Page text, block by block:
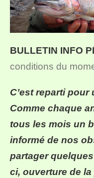
BULLETIN INFO
conditions du
C’est reparti
Comme chaque
tous les mois un
informé de nos
partager
ci, ouverture de